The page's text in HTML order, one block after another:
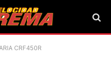
CRF450R